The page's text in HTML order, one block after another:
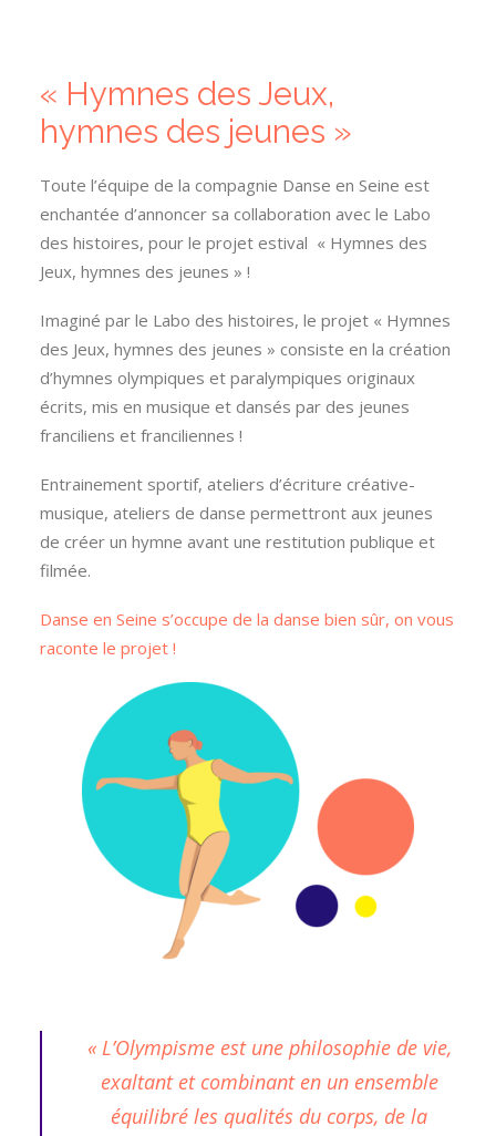
« Hymnes des Jeux,
hymnes des jeunes »
Toute l’équipe de la compagnie Danse en Seine est
enchantée d’annoncer sa collaboration avec le Labo
des histoires, pour le projet estival « Hymnes des
Jeux, hymnes des jeunes » !
Imaginé par le Labo des histoires, le projet « Hymnes
des Jeux, hymnes des jeunes » consiste en la création
d’hymnes olympiques et paralympiques originaux
écrits, mis en musique et dansés par des jeunes
franciliens et franciliennes !
Entrainement sportif, ateliers d’écriture créative-
musique, ateliers de danse permettront aux jeunes
de créer un hymne avant une restitution publique et
filmée.
Danse en Seine s’occupe de la danse bien sûr, on vous
raconte le projet !
« L’Olympisme est une philosophie de vie,
exaltant et combinant en un ensemble
équilibré les qualités du corps, de la